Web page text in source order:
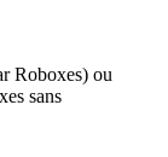
Roboxes) ou
sans